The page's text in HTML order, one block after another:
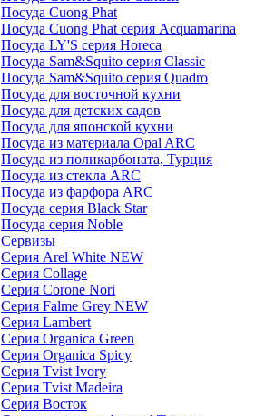
Посуда Cuong Phat
Посуда Cuong Phat серия Acquamarina
Посуда LY'S серия Horeca
Посуда Sam&Squito серия Classic
Посуда Sam&Squito серия Quadro
Посуда для восточной кухни
Посуда для детских садов
Посуда для японской кухни
Посуда из материала Opal ARC
Посуда из поликарбоната, Турция
Посуда из стекла ARC
Посуда из фарфора ARC
Посуда серия Black Star
Посуда серия Noble
Сервизы
Серия Arel White NEW
Серия Collage
Серия Corone Nori
Серия Falme Grey NEW
Серия Lambert
Серия Organica Green
Серия Organica Spicy
Серия Tvist Ivory
Серия Tvist Madeira
Серия Восток